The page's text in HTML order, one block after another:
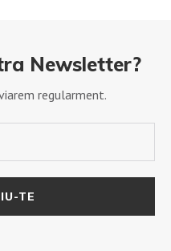
Newsletter?
regularment.